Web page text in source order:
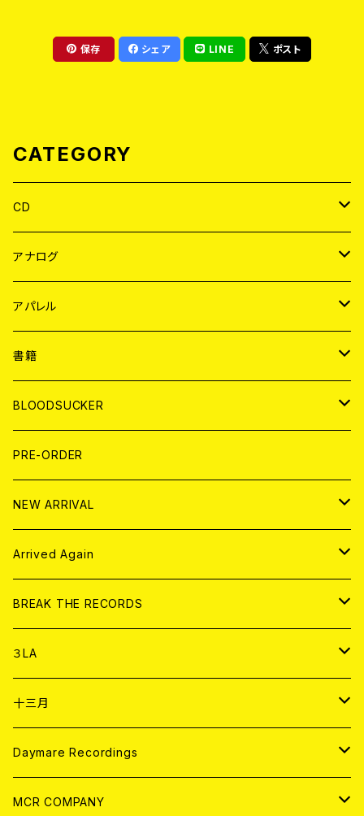
保存 シェア LINE ポスト
CATEGORY
CD
JAPAN
WORLD
アナログ
JAPAN
７EP
LP
WORLD
7EP
LP
アパレル
JAPAN
T-shirt
HOOD
WORLD
T-shirt
HOOD
書籍
MAGAZINE
BOLLOCKS
EL ZINE
写真集 (PHOTOBOOK)
BLOODSUCKER
CD
アナログ
アパレル
書籍
DIGITAL CONTENTS
PRE-ORDER
NEW ARRIVAL
CD
アナログ
Arrived Again
CD
アナログ
BREAK THE RECORDS
CD
ANALOG
アパレル
３LA
CD
ANALOG
十三月
CD
ANALOG
Daymare Recordings
CD
MCR COMPANY